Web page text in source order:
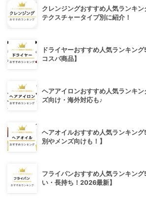
クレンジングおすすめ人気ランキ
テクスチャータイプ別に紹介！
ドライヤーおすすめ人気ランキン
コスパ商品】
ヘアアイロンおすすめ人気ランキ
ズ向け・海外対応も♪
ヘアオイルおすすめ人気ランキン
別やメンズ向けも！】
フライパンおすすめ人気ランキン
い・長持ち！2026最新】